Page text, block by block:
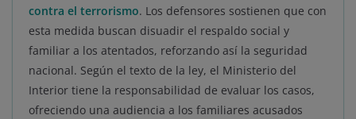
contra el terrorismo. Los defensores sostienen que con
esta medida buscan disuadir el respaldo social y
familiar a los atentados, reforzando así la seguridad
nacional. Según el texto de la ley, el Ministerio del
Interior tiene la responsabilidad de evaluar los casos,
ofreciendo una audiencia a los familiares acusados